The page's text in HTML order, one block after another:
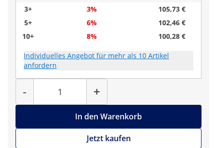
3+
3%
105,73 €
5+
6%
102,46 €
10+
8% 100,28 €
Individuelles Angebot für mehr als 10 Artikel
anfordern
-
Menge
+
In den Warenkorb
Jetzt kaufen